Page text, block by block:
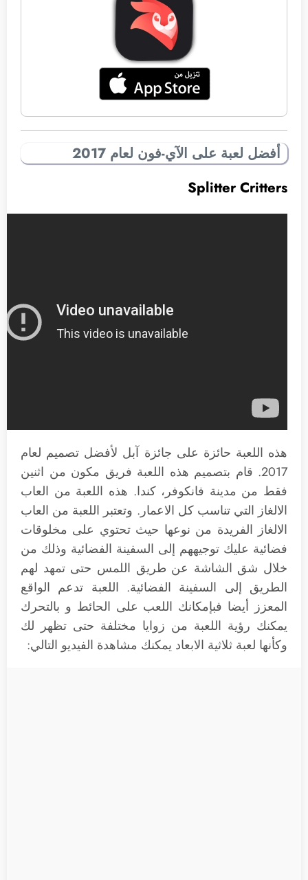
أفضل لعبة على الآي-فون لعام 2017
Splitter Critters
هذه اللعبة حائزة على جائزة آبل لأفضل تصميم لعام
2017. قام بتصميم هذه اللعبة فريق مكون من اثنين
فقط من مدينة فانكوفر، كندا. هذه اللعبة من العاب
الالغاز التي تناسب كل الاعمار. وتعتبر اللعبة من العاب
الالغاز الفريدة من نوعها حيث تحتوي على مخلوقات
فضائية عليك توجيههم إلى السفينة الفضائية وذلك من
خلال شق الشاشة عن طريق اللمس حتى تمهد لهم
الطريق إلى السفينة الفضائية. اللعبة تدعم الواقع
المعزز أيضا فبإمكانك اللعب على الحائط و بالتحرك
يمكنك رؤية اللعبة من زوايا مختلفة حتى تظهر لك
وكأنها لعبة ثلاثية الابعاد يمكنك مشاهدة الفيديو التالي: